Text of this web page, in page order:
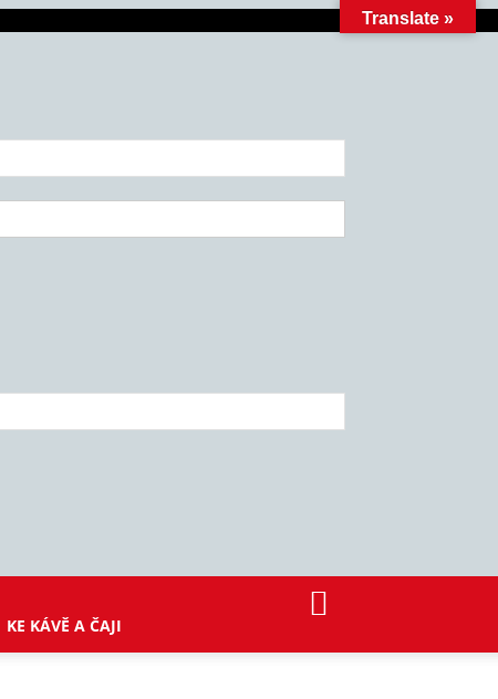
KE KÁVĚ A ČAJI
Translate »